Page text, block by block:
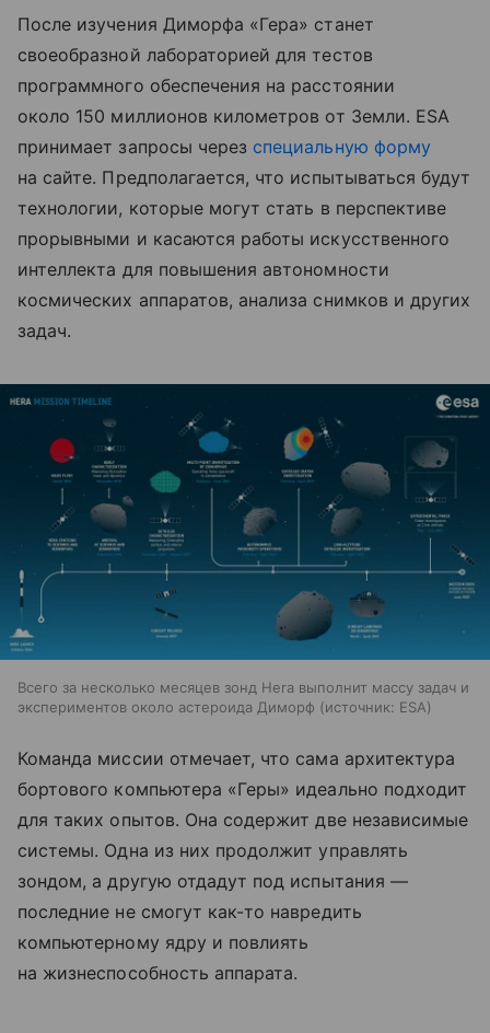
После изучения Диморфа «Гера» станет
своеобразной лабораторией для тестов
программного обеспечения на расстоянии
около 150 миллионов километров от Земли. ESA
принимает запросы через специальную форму
на сайте. Предполагается, что испытываться будут
технологии, которые могут стать в перспективе
прорывными и касаются работы искусственного
интеллекта для повышения автономности
космических аппаратов, анализа снимков и других
задач.
Всего за несколько месяцев зонд Hera выполнит массу задач и
экспериментов около астероида Диморф
источник: ESA
Команда миссии отмечает, что сама архитектура
бортового компьютера «Геры» идеально подходит
для таких опытов. Она содержит две независимые
системы. Одна из них продолжит управлять
зондом, а другую отдадут под испытания —
последние не смогут как-то навредить
компьютерному ядру и повлиять
на жизнеспособность аппарата.